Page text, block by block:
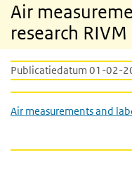
Air
research RIVM
Publicatiedatum 01-02-
Air measurements and